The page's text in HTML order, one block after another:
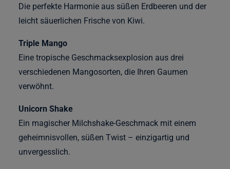
Die perfekte Harmonie aus süßen Erdbeeren und der
leicht säuerlichen Frische von Kiwi.
Triple Mango
Eine tropische Geschmacksexplosion aus drei
verschiedenen Mangosorten, die Ihren Gaumen
verwöhnt.
Unicorn Shake
Ein magischer Milchshake-Geschmack mit einem
geheimnisvollen, süßen Twist – einzigartig und
unvergesslich.